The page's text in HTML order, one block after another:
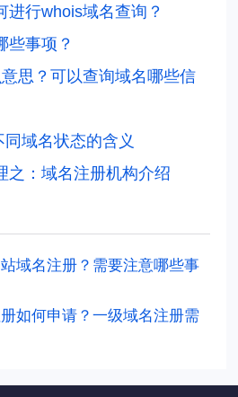
进行whois域名查询？
些事项？
思？可以查询域名哪些信
域名状态的含义
之：域名注册机构介绍
域名注册？需要注意哪些事
如何申请？一级域名注册需